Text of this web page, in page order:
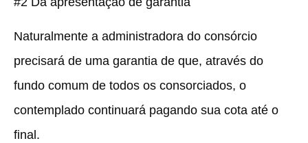
Naturalmente a administradora do consórcio
precisará de uma garantia de que, através do
fundo comum de todos os consorciados, o
contemplado continuará pagando sua cota até o
final.